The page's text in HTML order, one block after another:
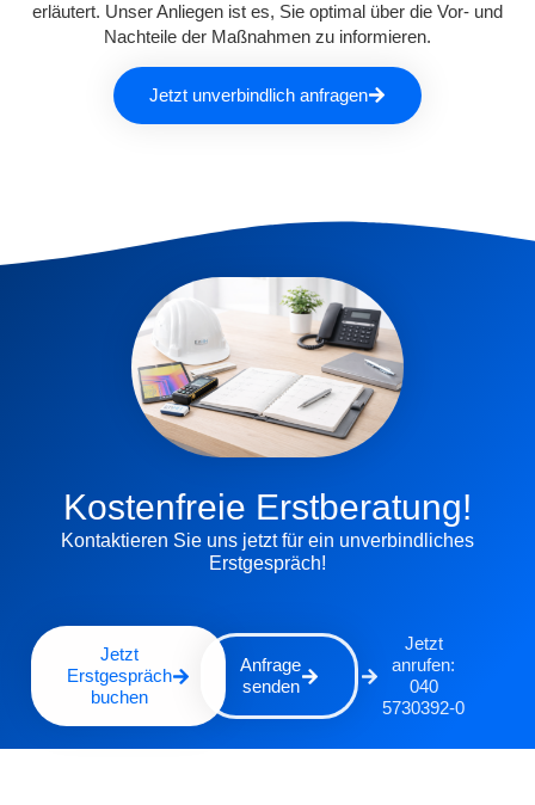
erläutert. Unser Anliegen ist es, Sie optimal über die Vor- und
Nachteile der Maßnahmen zu informieren.
Jetzt unverbindlich anfragen
Kostenfreie Erstberatung!
Kontaktieren Sie uns jetzt für ein unverbindliches
Erstgespräch!
Jetzt
Erstgespräch
buchen
Anfrage
senden
Jetzt
anrufen:
040
5730392-0